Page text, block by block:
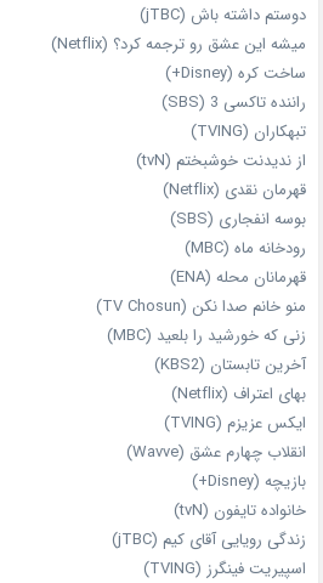
دوستم داشته باش (jTBC)
میشه این عشق رو ترجمه کرد؟ (Netflix)
ساخت کره (Disney+)
راننده تاکسی 3 (SBS)
تبهکاران (TVING)
از ندیدنت خوشبختم (tvN)
قهرمان نقدی (Netflix)
بوسه انفجاری (SBS)
رودخانه ماه (MBC)
قهرمانان محله (ENA)
منو خانم صدا نکن (TV Chosun)
زنی که خورشید را بلعید (MBC)
آخرین تابستان (KBS2)
بهای اعتراف (Netflix)
ایکس عزیزم (TVING)
انقلاب چهارم عشق (Wavve)
بازیچه (Disney+)
خانواده تایفون (tvN)
زندگی رویایی آقای کیم (jTBC)
اسپیریت فینگرز (TVING)